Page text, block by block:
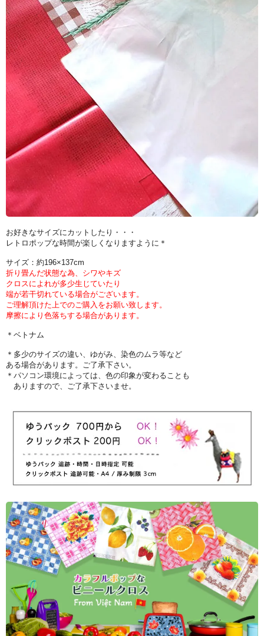
お好きなサイズにカットしたり・・・
レトロポップな時間が楽しくなりますように＊
サイズ：約196×137cm
折り畳んだ状態な為、シワやキズ
クロスによれが多少生じていたり
端が若干切れている場合がございます。
ご理解頂けた上でのご購入をお願い致します。
摩擦により色落ちする場合があります。
＊ベトナム
＊多少のサイズの違い、ゆがみ、染色のムラ等など
ある場合があります。ご了承下さい。
＊パソコン環境によっては、色の印象が変わることも
ありますので、ご了承下さいませ。